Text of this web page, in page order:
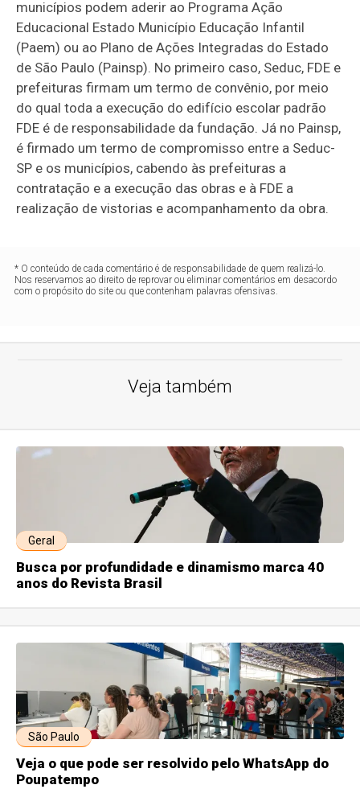
municípios podem aderir ao Programa Ação
Educacional Estado Município Educação Infantil
(Paem) ou ao Plano de Ações Integradas do Estado
de São Paulo (Painsp). No primeiro caso, Seduc, FDE e
prefeituras firmam um termo de convênio, por meio
do qual toda a execução do edifício escolar padrão
FDE é de responsabilidade da fundação. Já no Painsp,
é firmado um termo de compromisso entre a Seduc-
SP e os municípios, cabendo às prefeituras a
contratação e a execução das obras e à FDE a
realização de vistorias e acompanhamento da obra.
* O conteúdo de cada comentário é de responsabilidade de quem realizá-lo.
Nos reservamos ao direito de reprovar ou eliminar comentários em desacordo
com o propósito do site ou que contenham palavras ofensivas.
Veja também
Geral
Busca por profundidade e dinamismo marca 40
anos do Revista Brasil
São Paulo
Veja o que pode ser resolvido pelo WhatsApp do
Poupatempo